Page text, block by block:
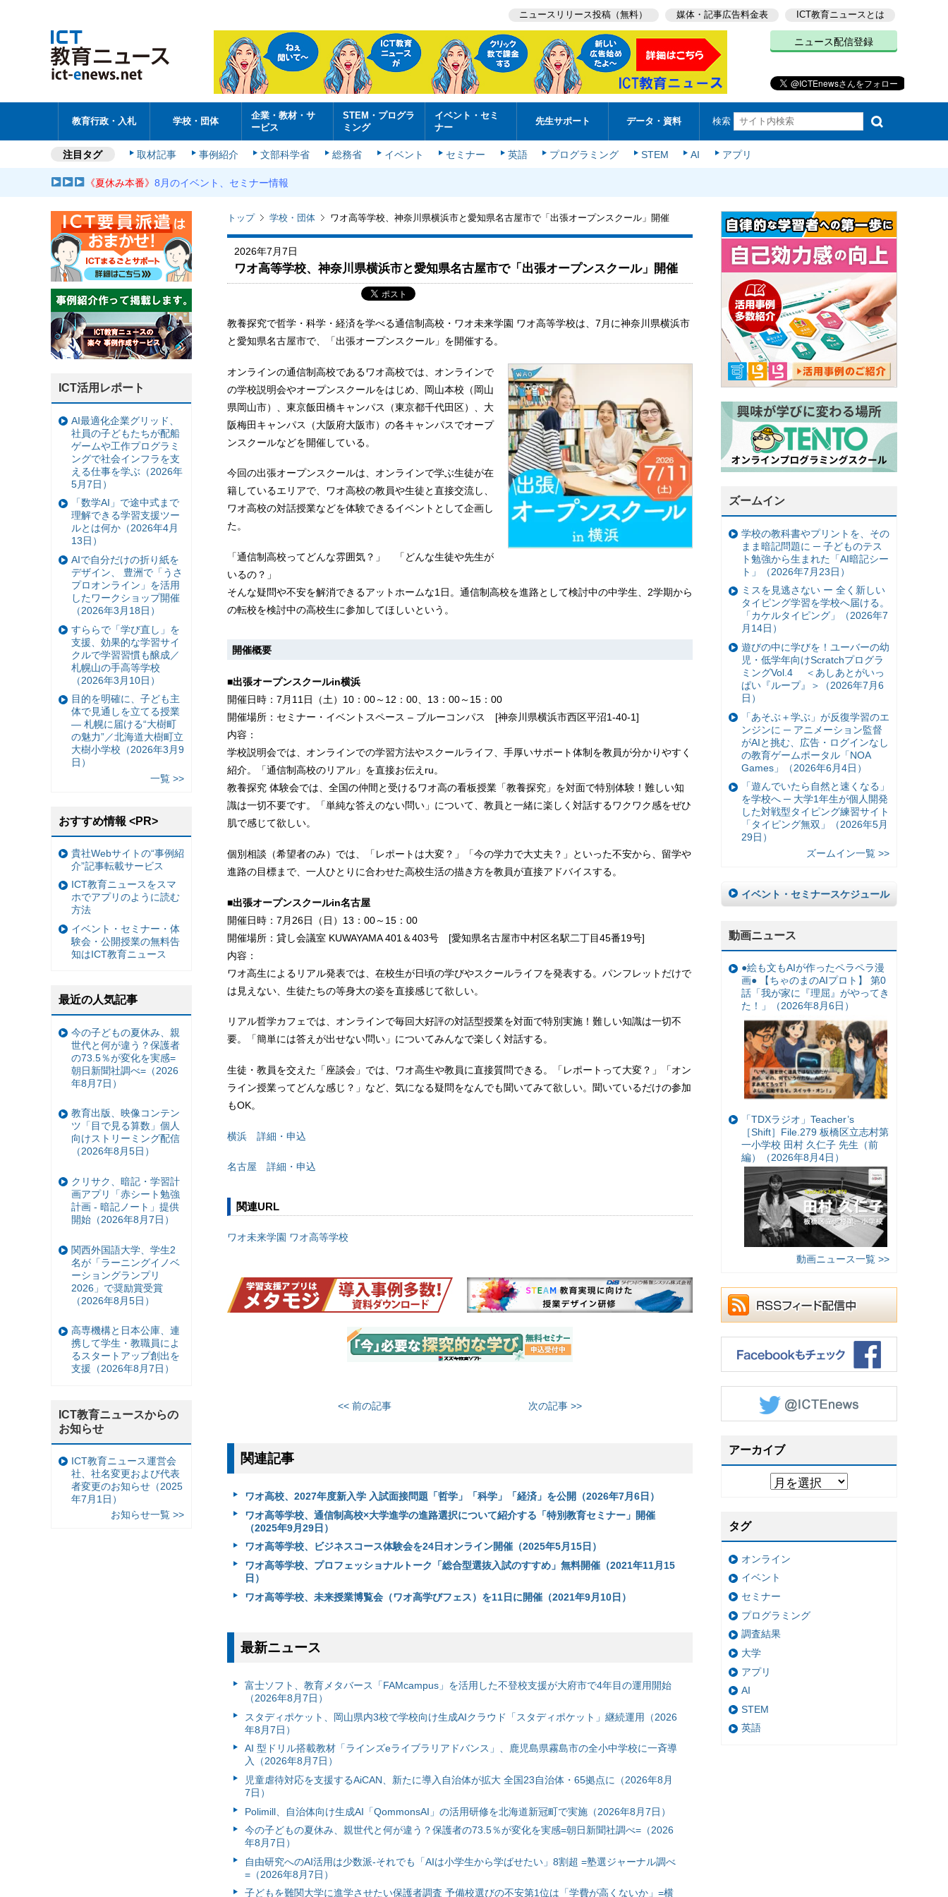
ニュースリリース投稿（無料） 媒体・記事広告料金表 ICT教育ニュースとは
ニュース配信登録
教育行政・入札 学校・団体
企業・教材・サ
ービス
STEM・プログラ
ミング
イベント・セミ
ナー
先生サポート データ・資料 検索
注目タグ 取材記事 事例紹介 文部科学省 総務省 イベント セミナー 英語 プログラミング STEM AI アプリ
《夏休み本番》8月のイベント、セミナー情報
トップ 学校・団体 ワオ高等学校、神奈川県横浜市と愛知県名古屋市で「出張オープンスクール」開催
2026年7月7日
ワオ高等学校、神奈川県横浜市と愛知県名古屋市で「出張オープンスクール」開催
教養探究で哲学・科学・経済を学べる通信制高校・ワオ未来学園 ワオ高等学校は、7月に神奈川県横浜市
と愛知県名古屋市で、「出張オープンスクール」を開催する。
オンラインの通信制高校であるワオ高校では、オンラインで
の学校説明会やオープンスクールをはじめ、岡山本校（岡山
県岡山市）、東京飯田橋キャンパス（東京都千代田区）、大
阪梅田キャンパス（大阪府大阪市）の各キャンパスでオープ
ンスクールなどを開催している。
今回の出張オープンスクールは、オンラインで学ぶ生徒が在
籍しているエリアで、ワオ高校の教員や生徒と直接交流し、
ワオ高校の対話授業などを体験できるイベントとして企画し
た。
「通信制高校ってどんな雰囲気？」 「どんな生徒や先生が
いるの？」
そんな疑問や不安を解消できるアットホームな1日。通信制高校を進路として検討中の中学生、2学期から
の転校を検討中の高校生に参加してほしいという。
開催概要
■出張オープンスクールin横浜
開催日時：7月11日（土）10：00～12：00、13：00～15：00
開催場所：セミナー・イベントスペース – ブルーコンパス [神奈川県横浜市西区平沼1-40-1]
内容：
学校説明会では、オンラインでの学習方法やスクールライフ、手厚いサポート体制を教員が分かりやすく
紹介。「通信制高校のリアル」を直接お伝えru。
教養探究 体験会では、全国の仲間と受けるワオ高の看板授業「教養探究」を対面で特別体験！難しい知
識は一切不要です。「単純な答えのない問い」について、教員と一緒に楽しく対話するワクワク感をぜひ
肌で感じて欲しい。
個別相談（希望者のみ）では、「レポートは大変？」「今の学力で大丈夫？」といった不安から、留学や
進路の目標まで、一人ひとりに合わせた高校生活の描き方を教員が直接アドバイスする。
■出張オープンスクールin名古屋
開催日時：7月26日（日）13：00～15：00
開催場所：貸し会議室 KUWAYAMA 401＆403号 [愛知県名古屋市中村区名駅二丁目45番19号]
内容：
ワオ高生によるリアル発表では、在校生が日頃の学びやスクールライフを発表する。パンフレットだけで
は見えない、生徒たちの等身大の姿を直接感じて欲しい。
リアル哲学カフェでは、オンラインで毎回大好評の対話型授業を対面で特別実施！難しい知識は一切不
要。「簡単には答えが出せない問い」についてみんなで楽しく対話する。
生徒・教員を交えた「座談会」では、ワオ高生や教員に直接質問できる。「レポートって大変？」「オン
ライン授業ってどんな感じ？」など、気になる疑問をなんでも聞いてみて欲しい。聞いているだけの参加
もOK。
横浜 詳細・申込
名古屋 詳細・申込
関連URL
ワオ未来学園 ワオ高等学校
<< 前の記事 次の記事 >>
関連記事
ワオ高校、2027年度新入学 入試面接問題「哲学」「科学」「経済」を公開（2026年7月6日）
ワオ高等学校、通信制高校×大学進学の進路選択について紹介する「特別教育セミナー」開催
（2025年9月29日）
ワオ高等学校、ビジネスコース体験会を24日オンライン開催（2025年5月15日）
ワオ高等学校、プロフェッショナルトーク「総合型選抜入試のすすめ」無料開催（2021年11月15
日）
ワオ高等学校、未来授業博覧会（ワオ高学びフェス）を11日に開催（2021年9月10日）
最新ニュース
富⼠ソフト、教育メタバース「FAMcampus」を活用した不登校支援が大府市で4年目の運用開始
（2026年8月7日）
スタディポケット、岡山県内3校で学校向け生成AIクラウド「スタディポケット」継続運用（2026
年8月7日）
AI 型ドリル搭載教材「ラインズeライブラリアドバンス」、鹿児島県霧島市の全小中学校に一斉導
入（2026年8月7日）
児童虐待対応を支援するAiCAN、新たに導入自治体が拡大 全国23自治体・65拠点に（2026年8月
7日）
Polimill、自治体向け生成AI「QommonsAI」の活用研修を北海道新冠町で実施（2026年8月7日）
今の子どもの夏休み、親世代と何が違う？保護者の73.5％が変化を実感=朝日新聞社調べ=（2026
年8月7日）
自由研究へのAI活用は少数派-それでも「AIは小学生から学ばせたい」8割超 =塾選ジャーナル調べ
=（2026年8月7日）
子どもを難関大学に進学させたい保護者調査 予備校選びの不安第1位は「学費が高くないか」=横
ズームイン
学校の教科書やプリントを、その
まま暗記問題に ─ 子どものテス
ト勉強から生まれた「AI暗記シー
ト」（2026年7月23日）
ミスを見逃さない ー 全く新しい
タイピング学習を学校へ届ける。
「カケルタイピング」（2026年7
月14日）
遊びの中に学びを！ユーバーの幼
児・低学年向けScratchプログラ
ミングVol.4 ＜あしあとがいっ
ぱい『ループ』＞（2026年7月6
日）
「あそぶ＋学ぶ」が反復学習のエ
ンジンに ─ アニメーション監督
がAIと挑む、広告・ログインなし
の教育ゲームポータル「NOA
Games」（2026年6月4日）
「遊んでいたら自然と速くなる」
を学校へ ─ 大学1年生が個人開発
した対戦型タイピング練習サイト
「タイピング無双」（2026年5月
29日）
ズームイン一覧 >>
イベント・セミナースケジュール
動画ニュース
●絵も文もAIが作ったペラペラ漫
画● 【ちゃのまのAIプロト】 第0
話「我が家に『理屈』がやってき
た！」（2026年8月6日）
「TDXラジオ」Teacher’s
［Shift］File.279 板橋区立志村第
一小学校 田村 久仁子 先生（前
編）（2026年8月4日）
動画ニュース一覧 >>
アーカイブ
タグ
オンライン
イベント
セミナー
プログラミング
調査結果
大学
アプリ
AI
STEM
英語
ICT活用レポート
AI最適化企業グリッド、
社員の子どもたちが配船
ゲームや工作プログラミ
ングで社会インフラを支
える仕事を学ぶ（2026年
5月7日）
「数学AI」で途中式まで
理解できる学習支援ツー
ルとは何か（2026年4月
13日）
AIで自分だけの折り紙を
デザイン、 豊洲で「うさ
プロオンライン」を活用
したワークショップ開催
（2026年3月18日）
すららで「学び直し」を
支援、効果的な学習サイ
クルで学習習慣も醸成／
札幌山の手高等学校
（2026年3月10日）
目的を明確に、子ども主
体で見通しを立てる授業
— 札幌に届ける“大樹町
の魅力”／北海道大樹町立
大樹小学校（2026年3月9
日）
一覧 >>
おすすめ情報 <PR>
貴社Webサイトの“事例紹
介”記事転載サービス
ICT教育ニュースをスマ
ホでアプリのように読む
方法
イベント・セミナー・体
験会・公開授業の無料告
知はICT教育ニュース
最近の人気記事
今の子どもの夏休み、親
世代と何が違う？保護者
の73.5％が変化を実感=
朝日新聞社調べ=（2026
年8月7日）
教育出版、映像コンテン
ツ「目で見る算数」個人
向けストリーミング配信
（2026年8月5日）
クリサク、暗記・学習計
画アプリ「赤シート勉強
計画 - 暗記ノート」提供
開始（2026年8月7日）
関西外国語大学、学生2
名が「ラーニングイノベ
ーショングランプリ
2026」で奨励賞受賞
（2026年8月5日）
高専機構と日本公庫、連
携して学生・教職員によ
るスタートアップ創出を
支援（2026年8月7日）
ICT教育ニュースからの
お知らせ
ICT教育ニュース運営会
社、社名変更および代表
者変更のお知らせ（2025
年7月1日）
お知らせ一覧 >>